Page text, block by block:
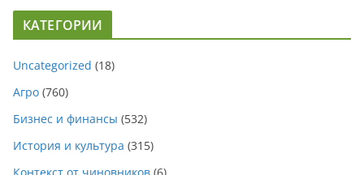
КАТЕГОРИИ
Uncategorized (18)
Агро (760)
Бизнес и финансы (532)
История и культура (315)